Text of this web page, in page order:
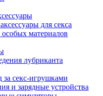
для секса
материалов
лубриканта
за секс-игрушками
и зарядные устройства